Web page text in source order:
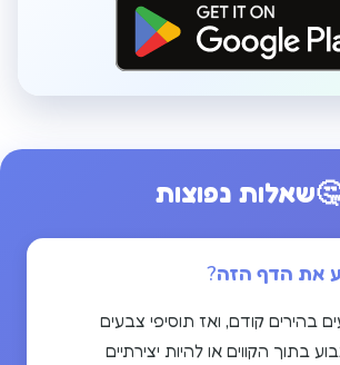
שאלות נפוצות
את הדף הזה?
בהירים קודם, ואז תוסיפי צבעים
בתוך הקווים או להיות יצירתיים